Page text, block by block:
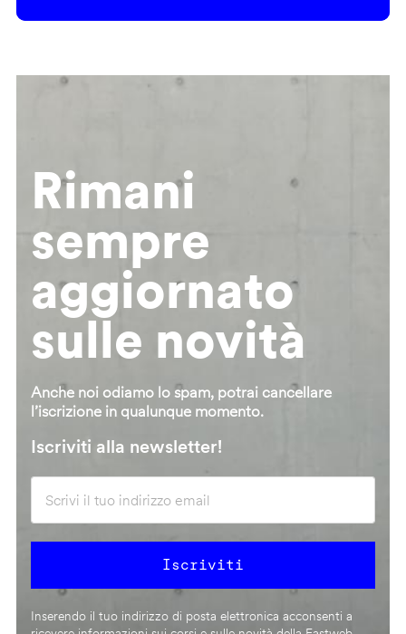
Rimani
sempre
aggiornato
sulle novità
Anche noi odiamo lo spam, potrai cancellare
l’iscrizione in qualunque momento.
Iscriviti alla newsletter!
Inserendo il tuo indirizzo di posta elettronica acconsenti a